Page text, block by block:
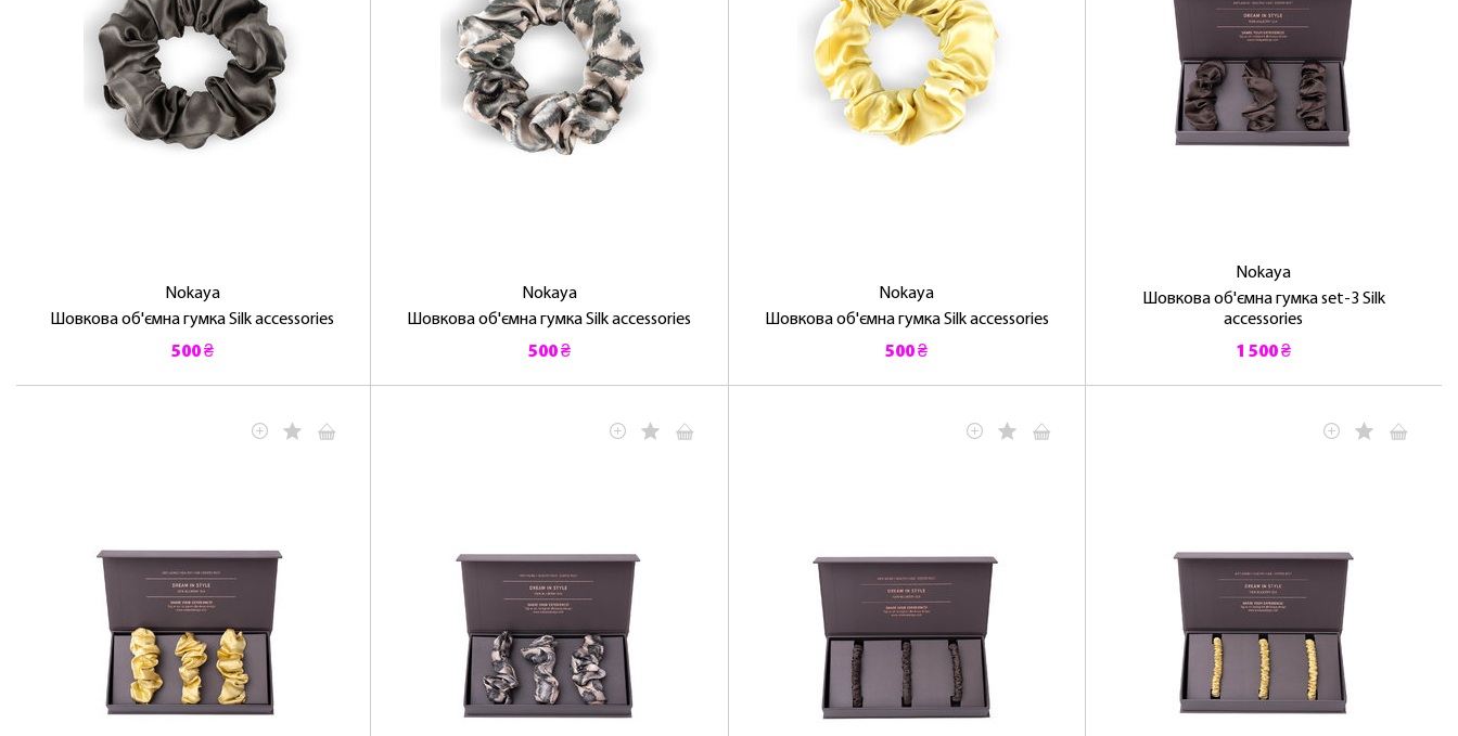
Nokaya
Шовкова об'ємна гумка Silk accessories
500 ₴
Nokaya
Шовкова об'ємна гумка Silk accessories
500 ₴
Nokaya
Шовкова об'ємна гумка Silk accessories
500 ₴
Nokaya
Шовкова об'ємна гумка set-3 Silk
accessories
1 500 ₴
ЛАСКАВО ПРОСИМО ДО NOSOVSKI.COM! ПРИЙМІТЬ ВІД